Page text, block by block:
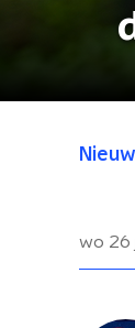
wo 26